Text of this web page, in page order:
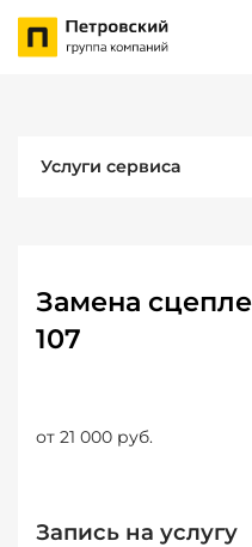
Услуги сервиса
Замена
107
от 21 000 руб.
Запись на услугу